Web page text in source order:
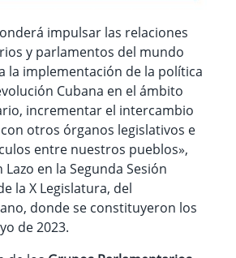
impulsar las relaciones
y parlamentos del mundo
la implementación de la política
Cubana en el ámbito
incrementar el intercambio
otros órganos legislativos e
entre nuestros pueblos»,
en la Segunda Sesión
la X Legislatura, del
donde se constituyeron los
de 2023.